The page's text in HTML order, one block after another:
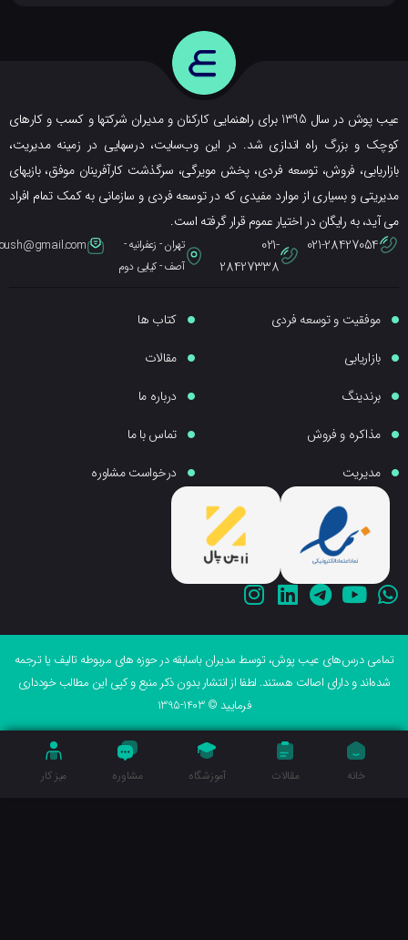
عیب پوش در سال 1395 برای راهنمایی کارکنان و مدیران شرکتها و کسب و کارهای
و بزرگ راه اندازی شد. در این وب‌سایت، درسهایی در زمینه مدیریت،
فروش، توسعه فردی، پخش مویرگی، سرگذشت کارآفرینان موفق، بازیهای
و بسیاری از موارد مفیدی که در توسعه فردی و سازمانی به کمک تمام افراد
به رایگان در اختیار عموم قرار گرفته است.
021-28427054
021-
28427338
تهران - زعفرانیه -
آصف - کیایی دوم
eybpoush@gmail.com
موفقیت و توسعه فردی
بازاریابی
برندینگ
مذاکره و فروش
مدیریت
کتاب ها
مقالات
درباره ما
تماس با ما
درخواست مشاوره
درس‌های عیب پوش، توسط مدیران باسابقه در حوزه های مربوطه تالیف یا ترجمه
و دارای اصالت هستند. لطفا از انتشار بدون ذکر منبع و کپی این مطالب خودداری
فرمایید © 1403-1395
مقالات آموزشگاه مشاوره